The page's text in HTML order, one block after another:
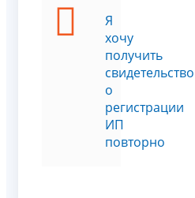
Я
хочу
получить
свидетельство
о
регистрации
ИП
повторно